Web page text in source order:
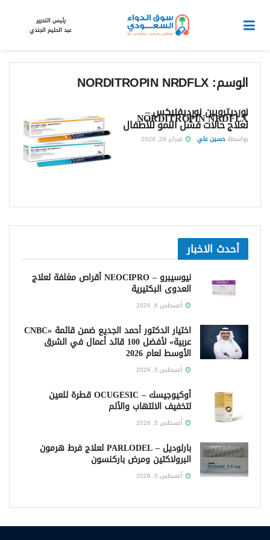
رئيس التحرير
عبد الحليم الجندي
الوسم:NORDITROPIN NRDFLX
نورديتروبين نورديفليكس –
NORDITROPIN NRDFLX
لعلاج حالات فشل النمو للأطفال
بواسطةحسين علي فبراير 28, 2024
أحدث الاخبار
نيوسيبرو – NEOCIPRO أقراص مغلفة لعلاج
العدوى البكتيرية
أغسطس 6, 2026
اختيار الدكتور أحمد الجديع ضمن قائمة «CNBC
عربية» لأفضل 100 قائد أعمال في الشرق
الأوسط لعام 2026
أغسطس 5, 2026
أوكيوجيسك – OCUGESIC قطرة للعين
لتخفيف الالتهاب والألم
أغسطس 5, 2026
بارلوديل – PARLODEL لعلاج فرط هرمون
البرولاكتين ومرض باركنسون
أغسطس 5, 2026